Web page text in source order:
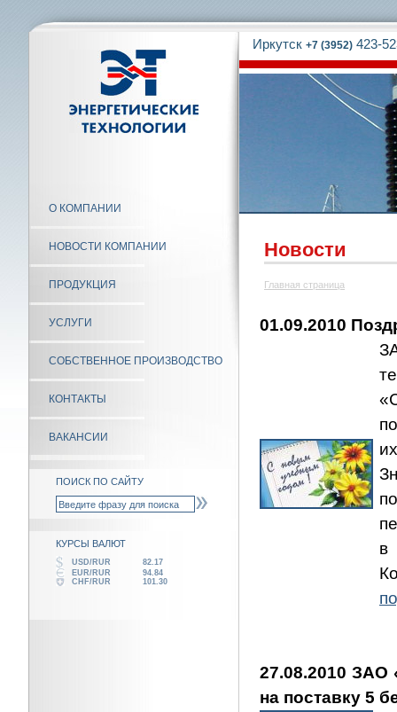
О КОМПАНИИ
НОВОСТИ КОМПАНИИ
ПРОДУКЦИЯ
УСЛУГИ
СОБСТВЕННОЕ ПРОИЗВОДСТВО
КОНТАКТЫ
ВАКАНСИИ
ПОИСК ПО САЙТУ
КУРСЫ ВАЛЮТ
USD/RUR
82.17
EUR/RUR
94.84
CHF/RUR
101.30
Иркутск +7 (3952) 423-
Новости
Главная страница
01.09.2010
в
27.08.2010 ЗАО
на поставку 5